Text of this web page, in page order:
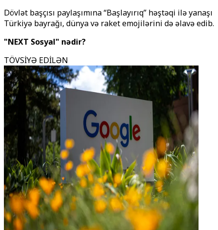
Dövlət başçısı paylaşımına “Başlayırıq” həştəqi ilə yanaşı
Türkiyə bayrağı, dünya və raket emojilərini də əlavə edib.
"NEXT Sosyal" nədir?
TÖVSİYƏ EDİLƏN